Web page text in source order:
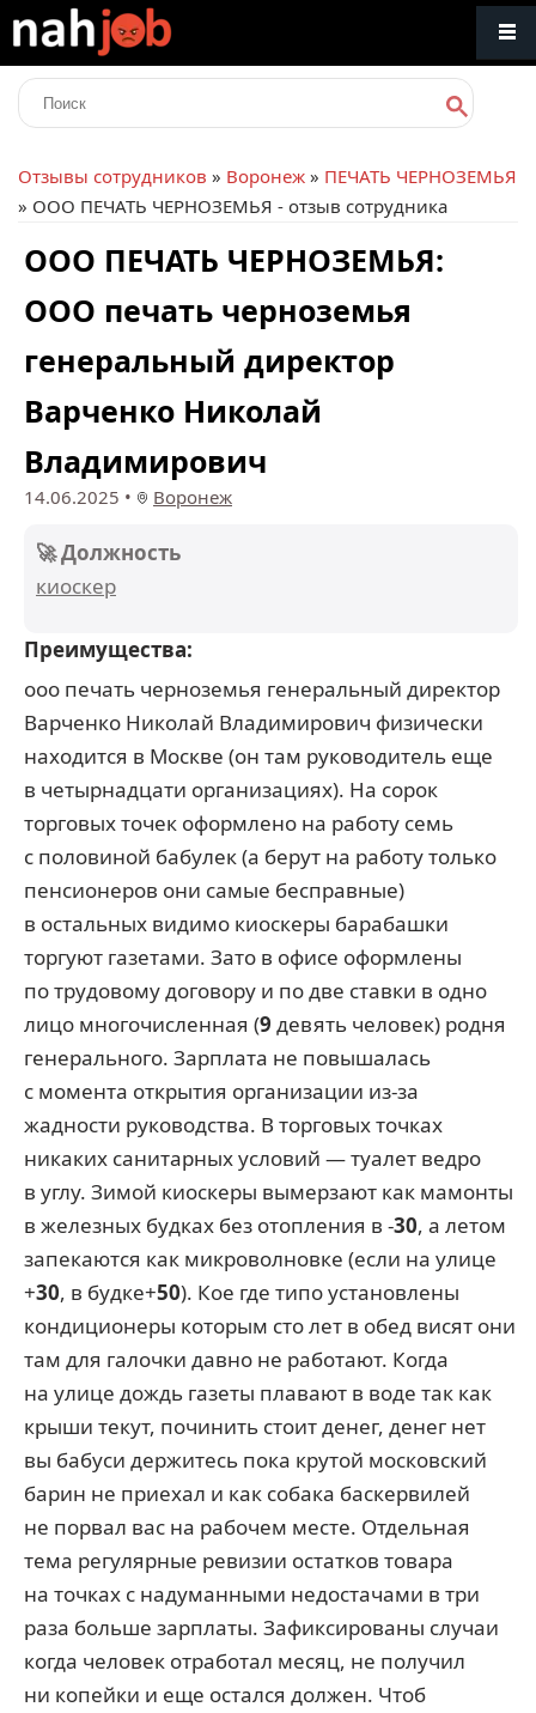
Отзывы сотрудников » Воронеж » ПЕЧАТЬ ЧЕРНОЗЕМЬЯ
» ООО ПЕЧАТЬ ЧЕРНОЗЕМЬЯ - отзыв сотрудника
ООО ПЕЧАТЬ ЧЕРНОЗЕМЬЯ:
ООО печать черноземья
генеральный директор
Варченко Николай
Владимирович
14.06.2025 • Воронеж
🚀 Должность
киоскер
Преимущества:
ооо печать черноземья генеральный директор
Варченко Николай Владимирович физически
находится в Москве (он там руководитель еще
в четырнадцати организациях). На сорок
торговых точек оформлено на работу семь
с половиной бабулек (а берут на работу только
пенсионеров они самые бесправные)
в остальных видимо киоскеры барабашки
торгуют газетами. Зато в офисе оформлены
по трудовому договору и по две ставки в одно
лицо многочисленная (9 девять человек) родня
генерального. Зарплата не повышалась
с момента открытия организации из-за
жадности руководства. В торговых точках
никаких санитарных условий — туалет ведро
в углу. Зимой киоскеры вымерзают как мамонты
в железных будках без отопления в -30, а летом
запекаются как микроволновке (если на улице
+30, в будке+50). Кое где типо установлены
кондиционеры которым сто лет в обед висят они
там для галочки давно не работают. Когда
на улице дождь газеты плавают в воде так как
крыши текут, починить стоит денег, денег нет
вы бабуси держитесь пока крутой московский
барин не приехал и как собака баскервилей
не порвал вас на рабочем месте. Отдельная
тема регулярные ревизии остатков товара
на точках с надуманными недостачами в три
раза больше зарплаты. Зафиксированы случаи
когда человек отработал месяц, не получил
ни копейки и еще остался должен. Чтоб